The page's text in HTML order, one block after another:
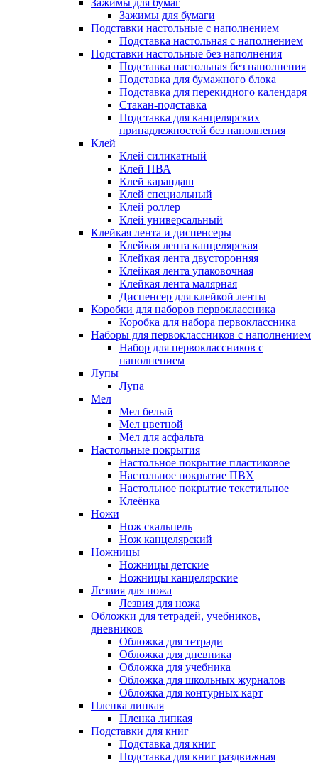
Зажимы для бумаг
Зажимы для бумаги
Подставки настольные с наполнением
Подставка настольная с наполнением
Подставки настольные без наполнения
Подставка настольная без наполнения
Подставка для бумажного блока
Подставка для перекидного календаря
Стакан-подставка
Подставка для канцелярских
принадлежностей без наполнения
Клей
Клей силикатный
Клей ПВА
Клей карандаш
Клей специальный
Клей роллер
Клей универсальный
Клейкая лента и диспенсеры
Клейкая лента канцелярская
Клейкая лента двусторонняя
Клейкая лента упаковочная
Клейкая лента малярная
Диспенсер для клейкой ленты
Коробки для наборов первоклассника
Коробка для набора первоклассника
Наборы для первоклассников с наполнением
Набор для первоклассников с
наполнением
Лупы
Лупа
Мел
Мел белый
Мел цветной
Мел для асфальта
Настольные покрытия
Настольное покрытие пластиковое
Настольное покрытие ПВХ
Настольное покрытие текстильное
Клеёнка
Ножи
Нож скальпель
Нож канцелярский
Ножницы
Ножницы детские
Ножницы канцелярские
Лезвия для ножа
Лезвия для ножа
Обложки для тетрадей, учебников,
дневников
Обложка для тетради
Обложка для дневника
Обложка для учебника
Обложка для школьных журналов
Обложка для контурных карт
Пленка липкая
Пленка липкая
Подставки для книг
Подставка для книг
Подставка для книг раздвижная